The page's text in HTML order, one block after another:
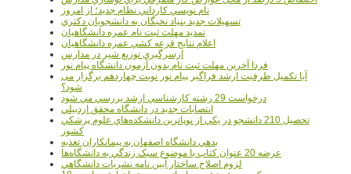
نام نويسي کارداني نظام جديد؛ از امروز
تسهيلات جديد بنياد نخبگان به دانشجويان دکتري
تمديد مهلت ثبت نام عمره دانشگاهيان
اعلام نتايج قرعه کشي عمره دانشگاهيان
ازسرگيري توزيع شير در مدارس
فردا آخرین مهلت ثبت نام بدون آزمون دانشگاه پیام نور
آیا تکمیل ظرفیت ارشد فراگیر پیام نور نوبت چهاردهم برگزار می
شود؟
درخواست 29 رشته کارشناسي ارشد بررسي مي شود
انتصابات جديد در دانشگاه محقق اردبيلي
تحصيل 210 دانشجو در يکي از نوپاترين دانشکده‌هاي علوم پزشکي
کشور
بدهي دانشگاه اصفهان به پيمانکاران تغذيه
عرضه 20 عنوان کتاب با موضوع سبک زندگي به دانشگاه‌ها
لزوم اصلاح ساختار آيين نامه نشريات دانشگاهي